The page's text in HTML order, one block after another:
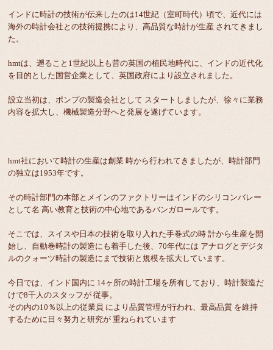
インドに時計の技術が伝来したのは14世紀（室町時代）頃で、近代には
海外の時計会社との技術提携により、高品質な時計が生産 されてきまし
た。
hmtは、遡ること1世紀以上も昔の英国の植民地時代に、インドの近代化
を目的とした国営企業として、英国政府により設立されました。
設立当初は、ポンプの製造会社として スタートしましたが、徐々に業務
内容を拡大し、機械製造分野へと発展を遂げています。
hmt社において時計の生産は創業 時から行われてきましたが、時計部門
の独立は1953年です。
その時計部門の本部とメインのファクトリーはインドのシリコンバレー
として名 高い教育と技術の中心地であるバンガロールです。
そこでは、スイスや日本の技術を取り入れた手巻式の時 計から生産を開
始し、自動巻時計の製造にも着手した後、70年代には アナログとデジタ
ルのクォーツ時計の製造にまで技術と規模を拡大しています。
今日では、インド国内に 14ヶ所の時計工場を所有しており、時計製造だ
けで8千人のスタッフが 従事。
その内の10％以上の従業員 により品質管理が行われ、最高品質 を維持
するために日々努力と研究が 重ねられています